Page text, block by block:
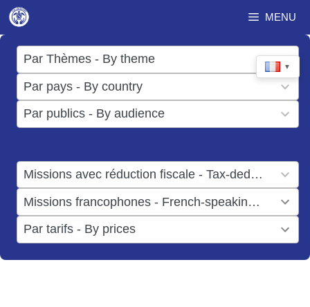
Aller
au
contenu
MENU
▼
Par Thèmes - By theme
17
results
available
Par pays - By country
50
results
available
Par publics - By audience
results
Missions avec réduction fiscale - Tax-deductible missions
result
available
Missions francophones - French-speaking missions
result
available
Par tarifs - By prices
results
available